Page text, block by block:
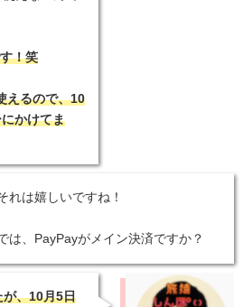
！笑
えるので、10
かけてま
れは嬉しいですね！
は、PayPayがメイン決済ですか？
、10月5日